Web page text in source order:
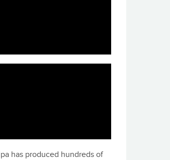
has produced hundreds of